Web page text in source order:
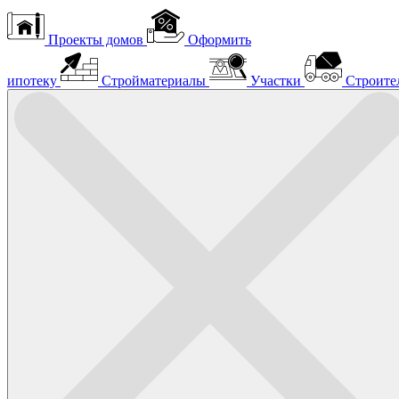
Проекты домов Оформить
ипотеку Стройматериалы Участки